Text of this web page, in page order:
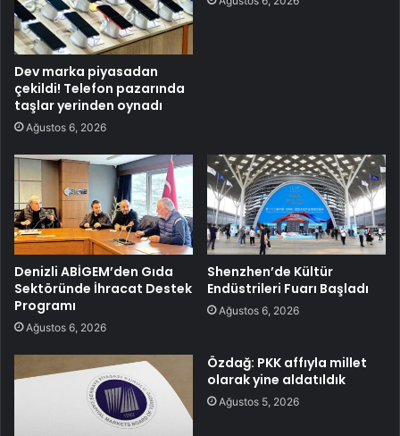
Dev marka piyasadan
çekildi! Telefon pazarında
taşlar yerinden oynadı
Ağustos 6, 2026
Denizli ABİGEM’den Gıda
Sektöründe İhracat Destek
Programı
Ağustos 6, 2026
Shenzhen’de Kültür
Endüstrileri Fuarı Başladı
Ağustos 6, 2026
Özdağ: PKK affıyla millet
olarak yine aldatıldık
Ağustos 5, 2026